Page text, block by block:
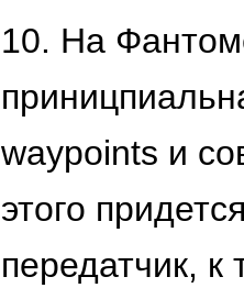
10. На
waypoints и
этого
передатчик, к